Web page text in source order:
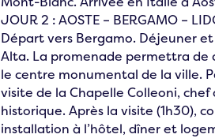
JOUR 2 : AOSTE – BERGAMO –
Départ vers Bergamo. Déjeuner
Alta. La promenade permettra de
le centre monumental de la ville.
visite de la Chapelle Colleoni,
historique. Après la visite (1h30),
installation à l’hôtel, dîner et